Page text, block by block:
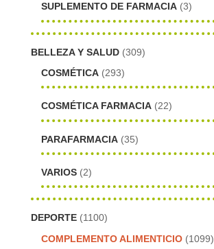
SUPLEMENTO DE FARMACIA (3)
BELLEZA Y SALUD (309)
COSMÉTICA (293)
COSMÉTICA FARMACIA (22)
PARAFARMACIA (35)
VARIOS (2)
DEPORTE (1100)
COMPLEMENTO ALIMENTICIO (1099)